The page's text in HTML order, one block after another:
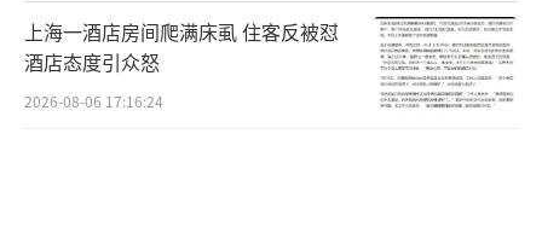
上海一酒店房间爬满床虱 住客反被怼
酒店态度引众怒
2026-08-06 17:16:24